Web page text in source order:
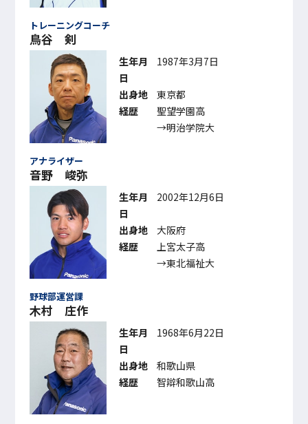
トレーニングコーチ
鳥谷 剣
生年月
日
1987年3月7日
出身地
東京都
経歴
聖望学園高
→明治学院大
アナライザー
音野 峻弥
生年月
日
2002年12月6日
出身地
大阪府
経歴
上宮太子高
→東北福祉大
野球部運営課
木村 庄作
生年月
日
1968年6月22日
出身地
和歌山県
経歴
智辯和歌山高